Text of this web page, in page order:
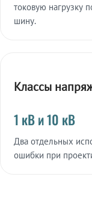
токовую нагрузку
шину.
Классы
1 кВ и 10 кВ
Два отдельных
ошибки при